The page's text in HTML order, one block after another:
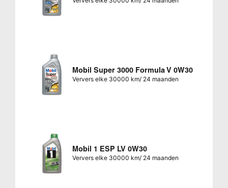
Mobil Super 3000 Formula V 0W30
Ververs elke 30000 km/ 24 maanden
Mobil 1 ESP LV 0W30
Ververs elke 30000 km/ 24 maanden